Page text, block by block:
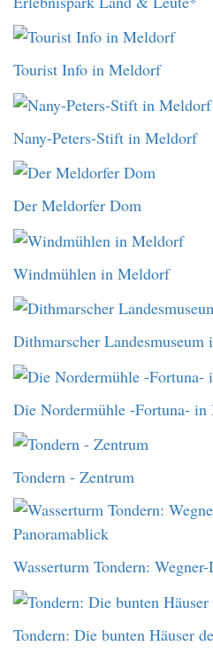
Tourist Info in Meldorf
Nany-Peters-Stift in Meldorf
Der Meldorfer Dom
Windmühlen in Meldorf
Dithmarscher
Die Nordermühle -Fortuna-
Tondern - Zentrum
Wasserturm Tondern:
Tondern: Die bunten Häuser